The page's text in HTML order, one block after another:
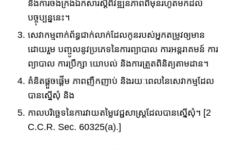
និង​ការចងក្រង​ឯកសារ​​ស្តីពី​វឌ្ឍនភាពពីមុន​​រហូត​មកដល់
បច្ចុប្បន្ននេះ​។
សេវាកម្មពាក់ព័ន្ធជាក់លាក់ដែលកូនរបស់អ្នកតម្រូវ​ឲ្យមាន​
ដោយរួម បញ្ចូលនូវ​ប្រភេទនៃការព្យាបាល ការអន្តរាគមន៍ ការ
ព្យាបាល ការប្រឹក្សា យោបល់ និងការត្រួតពិនិត្យតាមដាន​។
គំ​និតផ្តួចផ្តើម ភាពញឹកញាប់ និងរយៈពេលនៃសេវាកម្មដែល
បានស្នើសុំ​ និង
កាលបរិច្ឆេទនៃការវាយតម្លៃវេជ្ជសាស្រ្តដែលបានស្នើសុំ។ [2
C.C.R. Sec. 60325(a).]